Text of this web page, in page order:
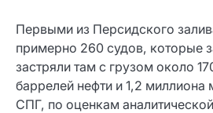
Первыми из Персидского
примерно 260 судов, которые
застряли там с грузом около
баррелей нефти и 1,2 миллиона
СПГ, по оценкам